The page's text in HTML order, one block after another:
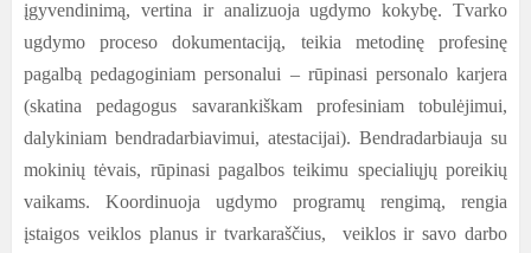
įgyvendinimą, vertina ir analizuoja ugdymo kokybę. Tvarko
ugdymo proceso dokumentaciją, teikia metodinę profesinę
pagalbą pedagoginiam personalui – rūpinasi personalo karjera
(skatina pedagogus savarankiškam profesiniam tobulėjimui,
dalykiniam bendradarbiavimui, atestacijai). Bendradarbiauja su
mokinių tėvais, rūpinasi pagalbos teikimu specialiųjų poreikių
vaikams. Koordinuoja ugdymo programų rengimą, rengia
įstaigos veiklos planus ir tvarkaraščius, veiklos ir savo darbo